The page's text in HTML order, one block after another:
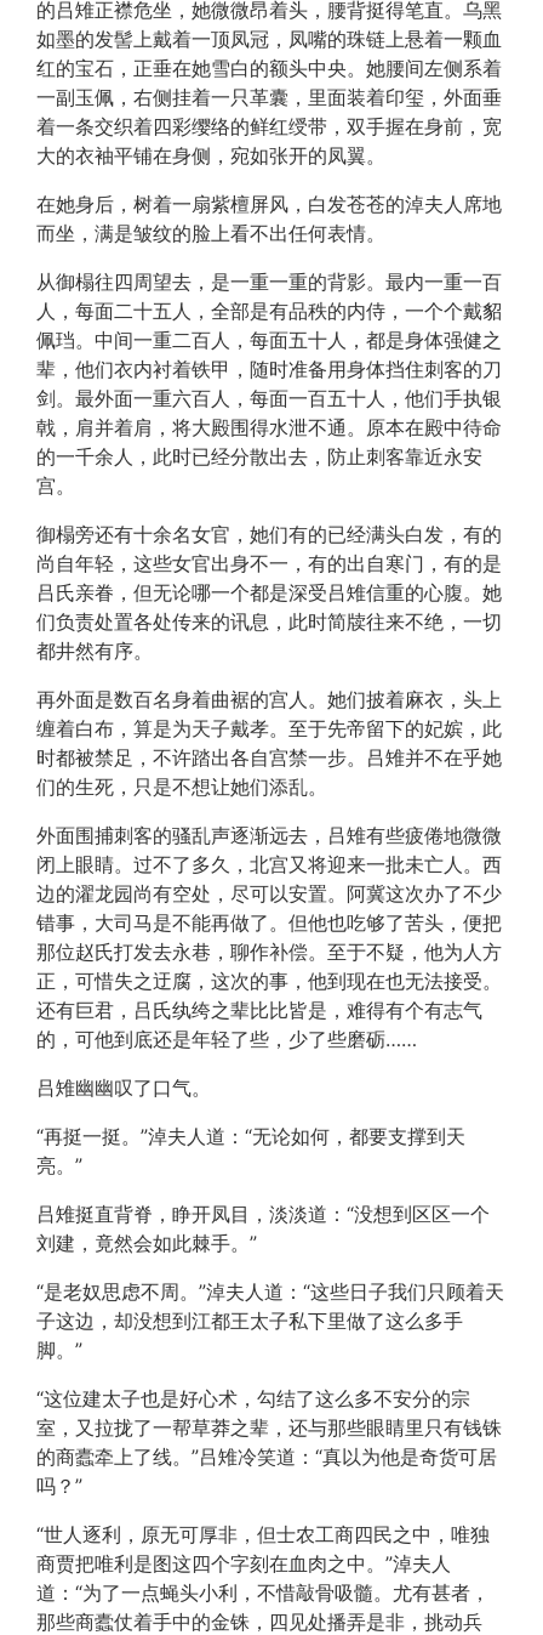
的吕雉正襟危坐，她微微昂着头，腰背挺得笔直。乌黑
如墨的发髻上戴着一顶凤冠，凤嘴的珠链上悬着一颗血
红的宝石，正垂在她雪白的额头中央。她腰间左侧系着
一副玉佩，右侧挂着一只革囊，里面装着印玺，外面垂
着一条交织着四彩缨络的鲜红绶带，双手握在身前，宽
大的衣袖平铺在身侧，宛如张开的凤翼。
在她身后，树着一扇紫檀屏风，白发苍苍的淖夫人席地
而坐，满是皱纹的脸上看不出任何表情。
从御榻往四周望去，是一重一重的背影。最内一重一百
人，每面二十五人，全部是有品秩的内侍，一个个戴貂
佩珰。中间一重二百人，每面五十人，都是身体强健之
辈，他们衣内衬着铁甲，随时准备用身体挡住刺客的刀
剑。最外面一重六百人，每面一百五十人，他们手执银
戟，肩并着肩，将大殿围得水泄不通。原本在殿中待命
的一千余人，此时已经分散出去，防止刺客靠近永安
宫。
御榻旁还有十余名女官，她们有的已经满头白发，有的
尚自年轻，这些女官出身不一，有的出自寒门，有的是
吕氏亲眷，但无论哪一个都是深受吕雉信重的心腹。她
们负责处置各处传来的讯息，此时简牍往来不绝，一切
都井然有序。
再外面是数百名身着曲裾的宫人。她们披着麻衣，头上
缠着白布，算是为天子戴孝。至于先帝留下的妃嫔，此
时都被禁足，不许踏出各自宫禁一步。吕雉并不在乎她
们的生死，只是不想让她们添乱。
外面围捕刺客的骚乱声逐渐远去，吕雉有些疲倦地微微
闭上眼睛。过不了多久，北宫又将迎来一批未亡人。西
边的濯龙园尚有空处，尽可以安置。阿冀这次办了不少
错事，大司马是不能再做了。但他也吃够了苦头，便把
那位赵氏打发去永巷，聊作补偿。至于不疑，他为人方
正，可惜失之迂腐，这次的事，他到现在也无法接受。
还有巨君，吕氏纨绔之辈比比皆是，难得有个有志气
的，可他到底还是年轻了些，少了些磨砺……
吕雉幽幽叹了口气。
“再挺一挺。”淖夫人道：“无论如何，都要支撑到天
亮。”
吕雉挺直背脊，睁开凤目，淡淡道：“没想到区区一个
刘建，竟然会如此棘手。”
“是老奴思虑不周。”淖夫人道：“这些日子我们只顾着天
子这边，却没想到江都王太子私下里做了这么多手
脚。”
“这位建太子也是好心术，勾结了这么多不安分的宗
室，又拉拢了一帮草莽之辈，还与那些眼睛里只有钱铢
的商蠹牵上了线。”吕雉冷笑道：“真以为他是奇货可居
吗？”
“世人逐利，原无可厚非，但士农工商四民之中，唯独
商贾把唯利是图这四个字刻在血肉之中。”淖夫人
道：“为了一点蝇头小利，不惜敲骨吸髓。尤有甚者，
那些商蠹仗着手中的金铢，四见处播弄是非，挑动兵